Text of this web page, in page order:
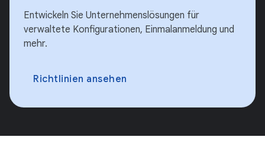
Entwickeln Sie Unternehmenslösungen für
verwaltete Konfigurationen, Einmalanmeldung und
mehr.
Richtlinien ansehen